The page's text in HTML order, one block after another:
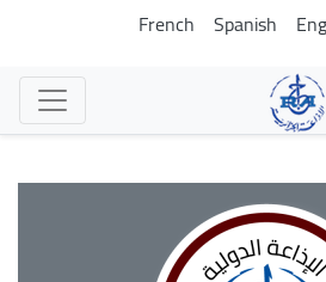
تجاوز
المحتوى
الرئيسي
Spanish
French